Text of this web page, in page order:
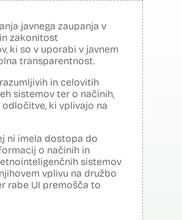
javnega zaupanja v
zakonitost
ki so v uporabi v javnem
transparentnost.
in celovitih
sistemov ter o načinih,
ki vplivajo na
ni imela dostopa do
o načinih in
sistemov
vplivu na družbo
rabe UI premošča to